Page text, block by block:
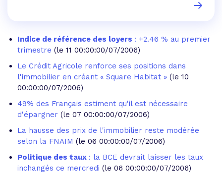
Indice de référence des loyers : +2.46 % au premier
trimestre (le 11 00:00:00/07/2006)
Le Crédit Agricole renforce ses positions dans
l'immobilier en créant « Square Habitat » (le 10
00:00:00/07/2006)
49% des Français estiment qu'il est nécessaire
d'épargner (le 07 00:00:00/07/2006)
La hausse des prix de l'immobilier reste modérée
selon la FNAIM (le 06 00:00:00/07/2006)
Politique des taux : la BCE devrait laisser les taux
inchangés ce mercredi (le 06 00:00:00/07/2006)